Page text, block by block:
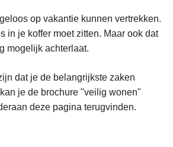
op vakantie kunnen vertrekken.
in je koffer moet zitten. Maar ook dat
mogelijk achterlaat.
dat je de belangrijkste zaken
je de brochure "veilig wonen"
deze pagina terugvinden.